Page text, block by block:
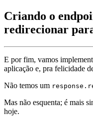
Criando o
redirecionar
E por fim, vamos
aplicação e, pra felicidade
Não temos um
Mas não esquenta; é mais
hoje.